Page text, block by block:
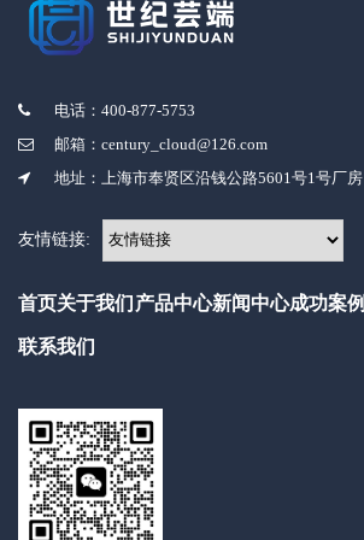
电话：400-877-5753
邮箱：century_cloud@126.com
地址：上海市奉贤区沿钱公路5601号1号厂房
友情链接:
首页关于我们 产品中心新闻中心成功案例
联系我们